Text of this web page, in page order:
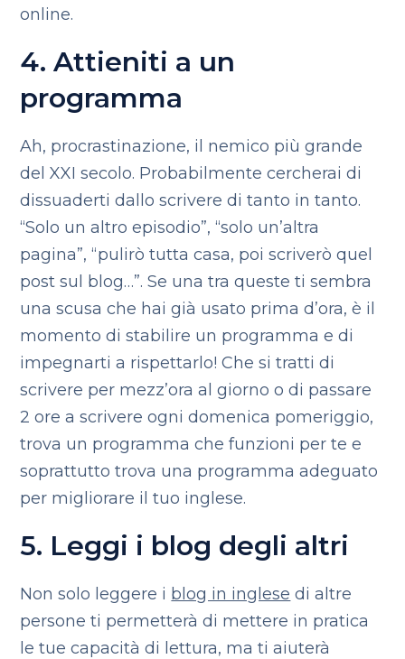
online.
4. Attieniti a un
programma
Ah, procrastinazione, il nemico più grande
del XXI secolo. Probabilmente cercherai di
dissuaderti dallo scrivere di tanto in tanto.
“Solo un altro episodio”, “solo un’altra
pagina”, “pulirò tutta casa, poi scriverò quel
post sul blog…”. Se una tra queste ti sembra
una scusa che hai già usato prima d’ora, è il
momento di stabilire un programma e di
impegnarti a rispettarlo! Che si tratti di
scrivere per mezz’ora al giorno o di passare
2 ore a scrivere ogni domenica pomeriggio,
trova un programma che funzioni per te e
soprattutto trova una programma adeguato
per migliorare il tuo inglese.
5. Leggi i blog degli altri
Non solo leggere i blog in inglese di altre
persone ti permetterà di mettere in pratica
le tue capacità di lettura, ma ti aiuterà